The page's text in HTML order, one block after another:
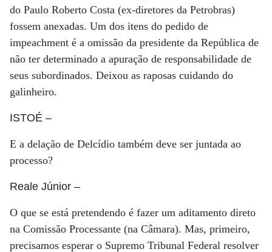
do Paulo Roberto Costa (ex-diretores da Petrobras)
fossem anexadas. Um dos itens do pedido de
impeachment é a omissão da presidente da República de
não ter determinado a apuração de responsabilidade de
seus subordinados. Deixou as raposas cuidando do
galinheiro.
ISTOÉ –
E a delação de Delcídio também deve ser juntada ao
processo?
Reale Júnior –
O que se está pretendendo é fazer um aditamento direto
na Comissão Processante (na Câmara). Mas, primeiro,
precisamos esperar o Supremo Tribunal Federal resolver